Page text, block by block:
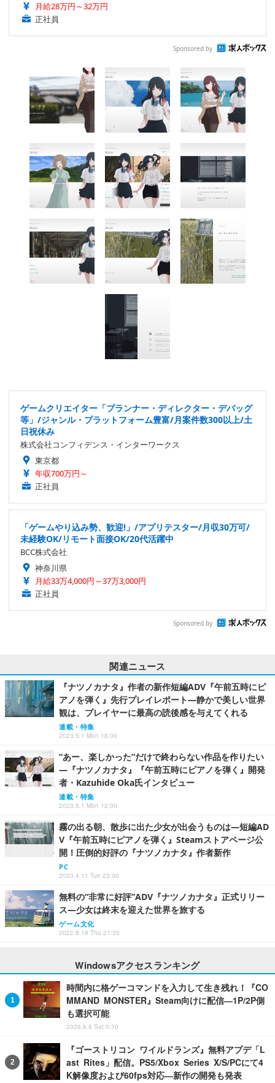
月給28万円～32万円
正社員
Sponsored by
ゲームクリエイター「プランナー・ディレクター・デバッグ
等」/ジャンル・プラットフォーム豊富/月案件数300以上/土
日祝休み
株式会社コンフィデンス・インターワークス
東京都
年収700万円～
正社員
「ゲームやり込み勢、歓迎!」/アプリテスター/月収30万可/
未経験OK/リモート面接OK/20代活躍中
BCC株式会社
神奈川県
月給33万4,000円～37万3,000円
正社員
Sponsored by
関連ニュース
『ナツノカナタ』作者の新作短編ADV『午前五時にピ
アノを弾く』先行プレイレポート―静かで美しい世界
観は、プレイヤーに最高の読後感を与えてくれる
連載・特集
2023.5.1 Mon 18:00
“あー、楽しかった”だけで終わらない作品を作りたい
―『ナツノカナタ』『午前五時にピアノを弾く』開発
者・Kazuhide Oka氏インタビュー
連載・特集
2023.5.1 Mon 12:00
霧の出る朝、散歩に出た少女が出会うものは―短編AD
V『午前五時にピアノを弾く』Steamストアページ公
開！圧倒的好評の『ナツノカナタ』作者新作
PC
2023.4.11 Tue 23:00
無料の“非常に好評”ADV『ナツノカナタ』正式リリー
ス―少女は終末を迎えた世界を旅する
ゲーム文化
2022.8.18 Thu 21:30
Windowsアクセスランキング
時間内に格ゲーコマンドを入力して生き残れ！『CO
MMAND MONSTER』Steam向けに配信―1P/2P側
も選択可能
2026.8.8 Sat 0:30
『ゴーストリコン ワイルドランズ』無料アプデ「L
ast Rites」配信。PS5/Xbox Series X/S/PCにて4
K解像度および60fps対応―新作の開発も発表